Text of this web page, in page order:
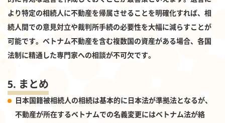
より特定の相続人に不動産を帰属させることを明確化すれば、相
続人間での意見対立や裁判所手続の必要性を大幅に減らすことが
可能です。ベトナム不動産を含む複数国の資産がある場合、各国
法制に精通した専門家への相談が不可欠です。
5. まとめ
日本国籍被相続人の相続は基本的に日本法が準拠法となるが、
不動産が所在するベトナムでの名義変更にはベトナム法が絡